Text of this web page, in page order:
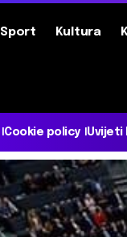
Sport Kultura
Cookie policy Uvijeti